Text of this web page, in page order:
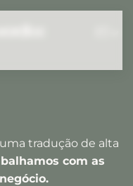
tradução de alta
com as